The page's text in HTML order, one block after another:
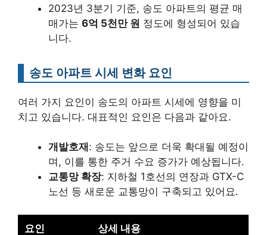
2023년 3분기 기준, 송도 아파트의 평균 매
매가는 6억 5천만 원 정도에 형성되어 있습
니다.
송도 아파트 시세 변화 요인
여러 가지 요인이 송도의 아파트 시세에 영향을 미
치고 있습니다. 대표적인 요인은 다음과 같아요.
개발호재 : 송도는 앞으로 더욱 확대될 예정이
며, 이를 통한 주거 수요 증가가 예상됩니다.
교통망 확장: 지하철 1호선의 연장과 GTX-C
노선 등 새로운 교통망이 구축되고 있어요.
요인 상세 내용